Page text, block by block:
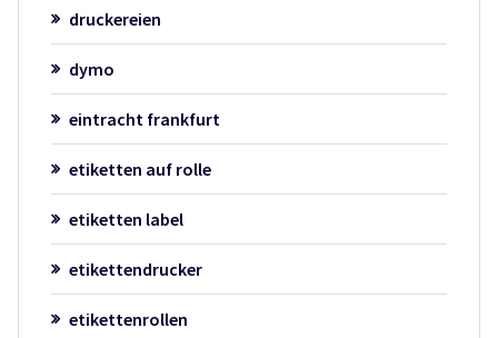
druckereien
dymo
eintracht frankfurt
etiketten auf rolle
etiketten label
etikettendrucker
etikettenrollen